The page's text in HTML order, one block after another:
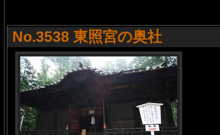
No.3538 東照宮の奥社